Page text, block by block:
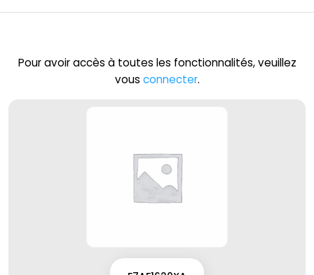
Pour avoir accès à toutes les fonctionnalités, veuillez
vous connecter.